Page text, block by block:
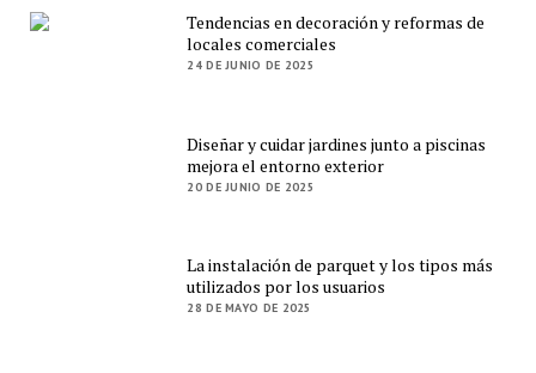
Tendencias en decoración y reformas de
locales comerciales
24 DE JUNIO DE 2025
Diseñar y cuidar jardines junto a piscinas
mejora el entorno exterior
20 DE JUNIO DE 2025
La instalación de parquet y los tipos más
utilizados por los usuarios
28 DE MAYO DE 2025